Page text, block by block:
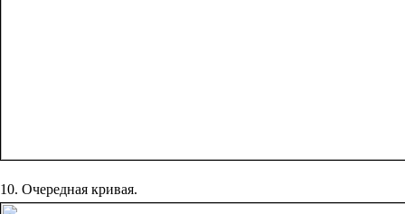
10. Очередная кривая.